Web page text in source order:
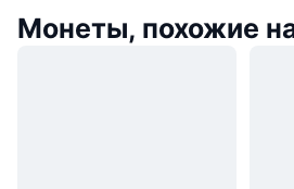
Монеты, похожие